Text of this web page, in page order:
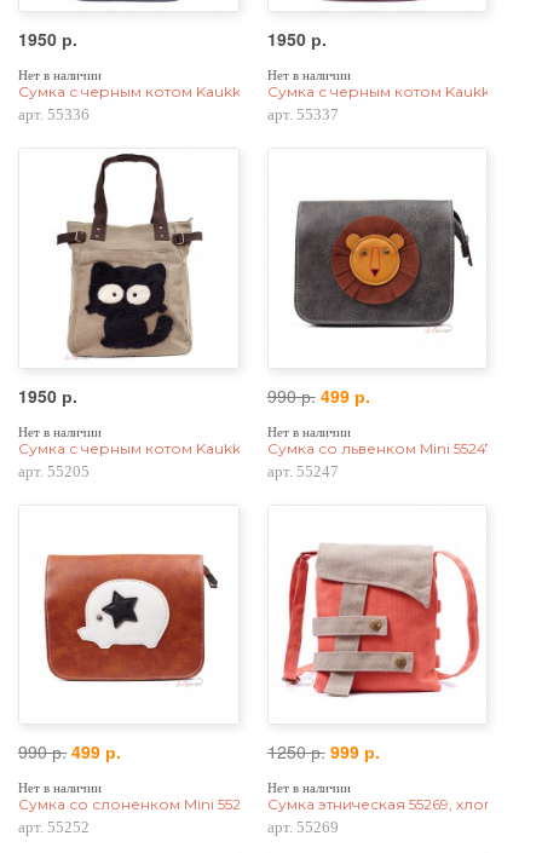
1950 р.
Нет в наличии
Сумка с черным котом Kaukko 55336, холщовая, синяя
арт. 55336
1950 р.
Нет в наличии
Сумка с черным котом Kaukko
арт. 55337
1950 р.
Нет в наличии
Сумка с черным котом Kaukko, холщовая, бежевая
арт. 55205
990 р. 499 р.
Нет в наличии
Сумка со львенком Mini 55247, pu
арт. 55247
990 р. 499 р.
Нет в наличии
Сумка со слоненком Mini 55252, pu кожа, коричневая
арт. 55252
1250 р. 999 р.
Нет в наличии
Сумка этническая 55269, хлопок,
арт. 55269